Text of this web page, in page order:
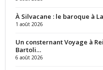
À Silvacane : le baroque à
1 août 2026
Un consternant Voyage à
Bartoli…
6 août 2026